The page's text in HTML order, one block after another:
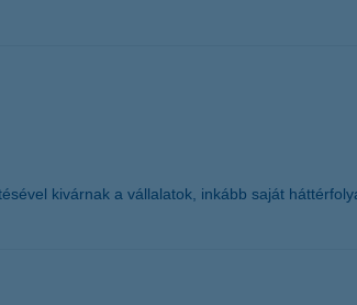
kivárnak a vállalatok, inkább saját